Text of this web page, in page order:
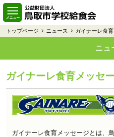
トップページ ニュース ガイナーレ食
ニュ
ガイナーレ食育メッセ
ガイナーレ食育メッセージとは、